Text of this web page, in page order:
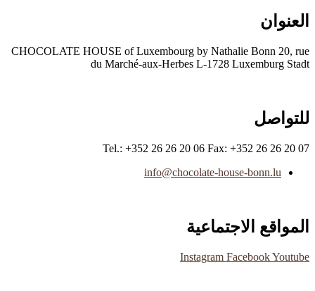
العنوان
CHOCOLATE HOUSE of Luxembourg by Nathalie Bonn 20, rue
du Marché-aux-Herbes L-1728 Luxemburg Stadt
للتواصل
Tel.: +352 26 26 20 06 Fax: +352 26 26 20 07
info@chocolate-house-bonn.lu
المواقع الاجتماعية
Instagram FacebookYoutube